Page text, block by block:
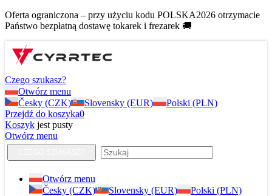
Oferta ograniczona – przy użyciu kodu POLSKA2026 otrzymacie
Państwo bezpłatną dostawę tokarek i frezarek 🚚
Czego szukasz?
Otwórz menu
Česky (CZK)
Slovensky (EUR)
Polski (PLN)
Przejdź do koszyka0
Koszyk jest pusty
Otwórz menu
Otwórz menu
Česky (CZK)
Slovensky (EUR) Polski (PLN)